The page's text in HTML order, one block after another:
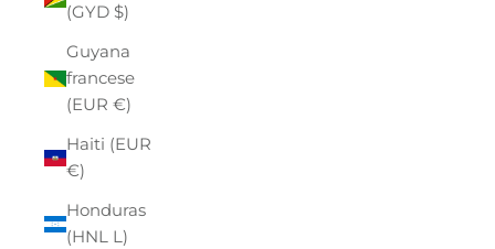
(GYD $)
Guyana
francese
(EUR €)
Haiti (EUR
€)
Honduras
(HNL L)